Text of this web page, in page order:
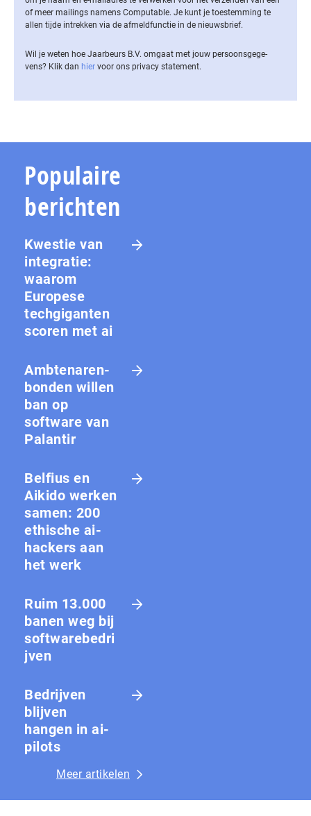
of meer mailings namens Computable. Je kunt je toestemming te
allen tijde intrekken via de af­meld­func­tie in de nieuwsbrief.
Wil je weten hoe Jaarbeurs B.V. omgaat met jouw per­soons­ge­ge­
vens? Klik dan hier voor ons privacy statement.
Populaire
berichten
Kwestie van
integratie:
waarom
Europese
techgiganten
scoren met ai
Amb­te­na­ren­
bon­den willen
ban op
software van
Palantir
Belfius en
Aikido werken
samen: 200
ethische ai-
hackers aan
het werk
Ruim 13.000
banen weg bij
softwarebedri
jven
Bedrijven
blijven
hangen in ai-
pilots
Meer artikelen